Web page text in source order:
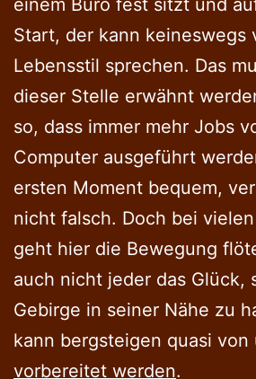
Start, der kann keineswegs
Lebensstil sprechen. Das
dieser Stelle erwähnt
so, dass immer mehr Jobs
Computer ausgeführt
ersten Moment bequem,
nicht falsch. Doch bei
geht hier die Bewegung
auch nicht jeder das Glück,
Gebirge in seiner Nähe zu
kann bergsteigen quasi von
vorbereitet werden.